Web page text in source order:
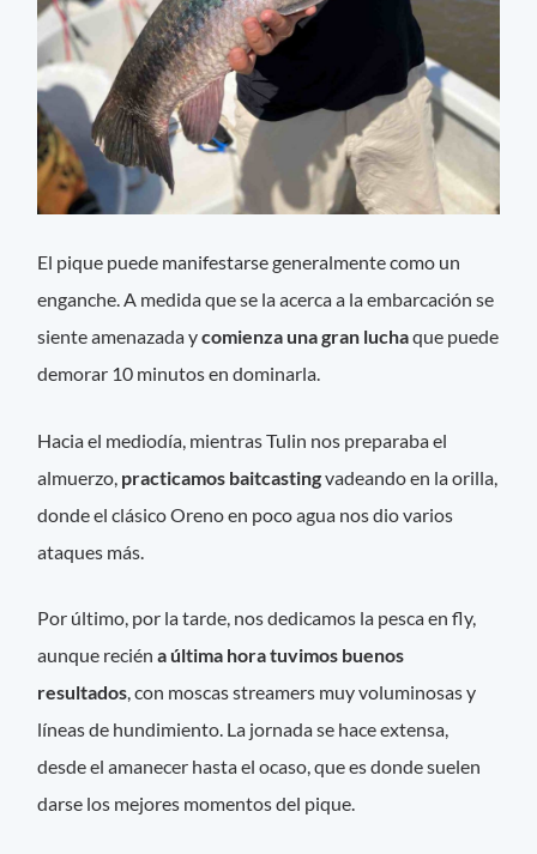
El pique puede manifestarse generalmente como un
enganche. A medida que se la acerca a la embarcación se
siente amenazada ycomienza una gran luchaque puede
demorar 10 minutos en dominarla.
Hacia el mediodía, mientras Tulin nos preparaba el
almuerzo, practicamos baitcastingvadeando en la orilla,
donde el clásico Oreno en poco agua nos dio varios
ataques más.
Por último, por la tarde, nos dedicamos la pesca en fly,
aunque reciéna última hora tuvimos buenos
resultados, con moscas streamers muy voluminosas y
líneas de hundimiento. La jornada se hace extensa,
desde el amanecer hasta el ocaso, que es donde suelen
darse los mejores momentos del pique.